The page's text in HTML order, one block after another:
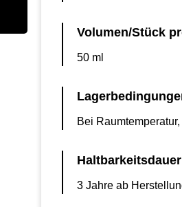
Volumen/Stück
50 ml
Bei
Haltbarkeitsdauer
3 Jahre ab